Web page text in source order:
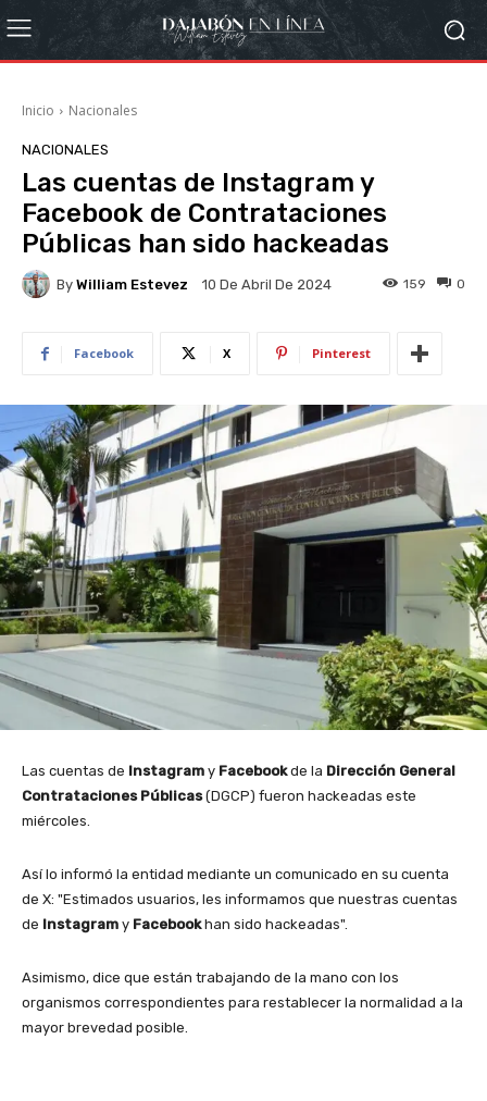
Inicio Nacionales
NACIONALES
Las cuentas de Instagram y
Facebook de Contrataciones
Públicas han sido hackeadas
By William Estevez 10 De Abril De 2024 0
159
Facebook X Pinterest
Las cuentas de Instagram y Facebookde la Dirección General
Contrataciones Públicas(DGCP) fueron hackeadas este
miércoles.
Así lo informó la entidad mediante un comunicado en su cuenta
de X: "Estimados usuarios, les informamos que nuestras cuentas
de Instagram y Facebookhan sido hackeadas".
Asimismo, dice que están trabajando de la mano con los
organismos correspondientes para restablecer la normalidad a la
mayor brevedad posible.